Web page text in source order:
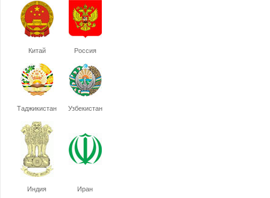
Китай Россия
Таджикистан Узбекистан
Индия Иран